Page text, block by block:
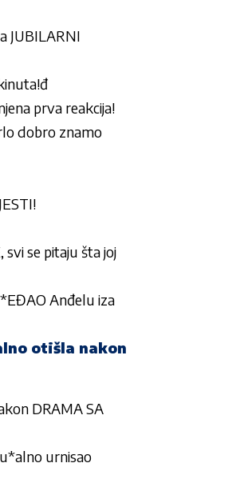
JUBILARNI
prva reakcija!
dobro znamo
svi se pitaju šta joj
Anđelu iza
otišla nakon
DRAMA SA
urnisao